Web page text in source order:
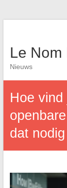
Le Nom
Nieuws
Hoe
dat